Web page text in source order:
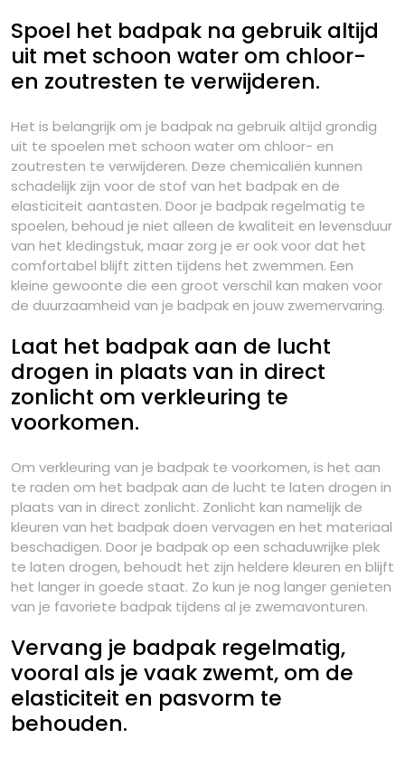
Spoel het badpak na gebruik altijd
uit met schoon water om chloor-
en zoutresten te verwijderen.
Het is belangrijk om je badpak na gebruik altijd grondig
uit te spoelen met schoon water om chloor- en
zoutresten te verwijderen. Deze chemicaliën kunnen
schadelijk zijn voor de stof van het badpak en de
elasticiteit aantasten. Door je badpak regelmatig te
spoelen, behoud je niet alleen de kwaliteit en levensduur
van het kledingstuk, maar zorg je er ook voor dat het
comfortabel blijft zitten tijdens het zwemmen. Een
kleine gewoonte die een groot verschil kan maken voor
de duurzaamheid van je badpak en jouw zwemervaring.
Laat het badpak aan de lucht
drogen in plaats van in direct
zonlicht om verkleuring te
voorkomen.
Om verkleuring van je badpak te voorkomen, is het aan
te raden om het badpak aan de lucht te laten drogen in
plaats van in direct zonlicht. Zonlicht kan namelijk de
kleuren van het badpak doen vervagen en het materiaal
beschadigen. Door je badpak op een schaduwrijke plek
te laten drogen, behoudt het zijn heldere kleuren en blijft
het langer in goede staat. Zo kun je nog langer genieten
van je favoriete badpak tijdens al je zwemavonturen.
Vervang je badpak regelmatig,
vooral als je vaak zwemt, om de
elasticiteit en pasvorm te
behouden.